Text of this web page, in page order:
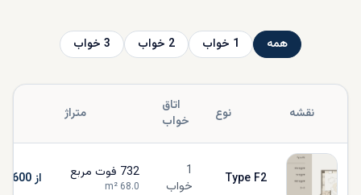
همه 1 خواب 2 خواب 3 خواب
نقشه نوع
اتاق
خواب
متراژ
Type F2
1
خواب
732 فوت مربع
68.0 از AED 1,134,600